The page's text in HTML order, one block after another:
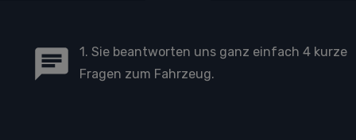
1. Sie beantworten uns ganz einfach 4 kurze
Fragen zum Fahrzeug.